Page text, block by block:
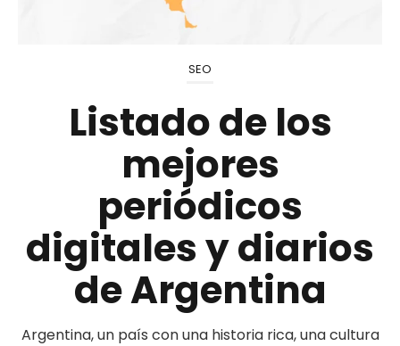
SEO
Listado de los
mejores
periódicos
digitales y diarios
de Argentina
Argentina, un país con una historia rica, una cultura